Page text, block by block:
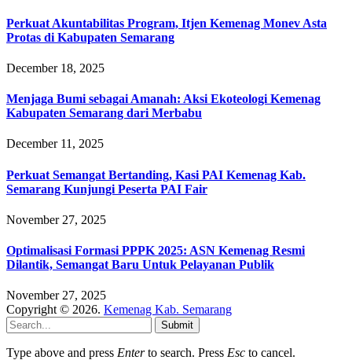
Perkuat Akuntabilitas Program, Itjen Kemenag Monev Asta
Protas di Kabupaten Semarang
December 18, 2025
Menjaga Bumi sebagai Amanah: Aksi Ekoteologi Kemenag
Kabupaten Semarang dari Merbabu
December 11, 2025
Perkuat Semangat Bertanding, Kasi PAI Kemenag Kab.
Semarang Kunjungi Peserta PAI Fair
November 27, 2025
Optimalisasi Formasi PPPK 2025: ASN Kemenag Resmi
Dilantik, Semangat Baru Untuk Pelayanan Publik
November 27, 2025
Copyright © 2026. Kemenag Kab. Semarang
Submit
Type above and press Enterto search. Press Esc to cancel.